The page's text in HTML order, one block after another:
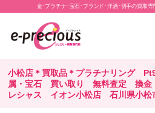
金･プラチナ･宝石･ブランド･洋酒･切手の買取
小松店＊買取品＊プラチナリング
属・宝石 買い取り 無料査定 換
レシャス イオン小松店 石川県小松